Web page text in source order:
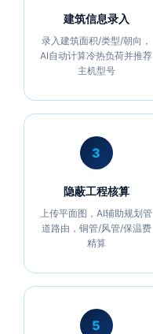
建筑信息录入
录入建筑面积/类型/朝向，
AI自动计算冷热负荷并推荐
主机型号
3
隐蔽工程核算
上传平面图，AI辅助规划管
道路由，铜管/风管/保温费
精算
5